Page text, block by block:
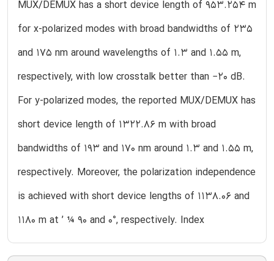
MUX/DEMUX has a short device length of 953.254 m
for x-polarized modes with broad bandwidths of 235
and 175 nm around wavelengths of 1.3 and 1.55 m,
respectively, with low crosstalk better than −20 dB.
For y-polarized modes, the reported MUX/DEMUX has
short device length of 1322.86 m with broad
bandwidths of 193 and 170 nm around 1.3 and 1.55 m,
respectively. Moreover, the polarization independence
is achieved with short device lengths of 1138.06 and
1180 m at ’ ¼ 90 and 0°, respectively. Index